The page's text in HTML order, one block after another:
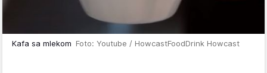
Kafa sa mlekom Foto: Youtube / HowcastFoodDrink Howcast